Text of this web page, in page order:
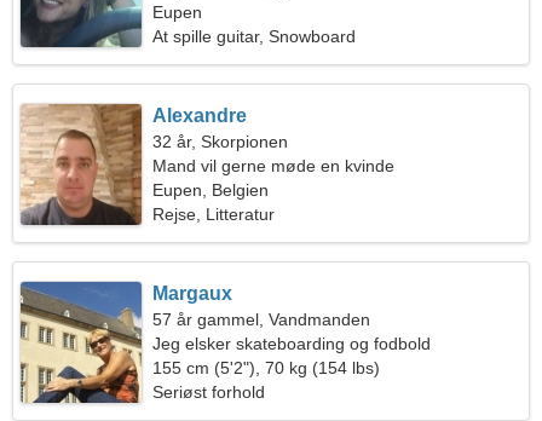
Eupen
At spille guitar, Snowboard
Alexandre
32 år, Skorpionen
Mand vil gerne møde en kvinde
Eupen, Belgien
Rejse, Litteratur
Margaux
57 år gammel, Vandmanden
Jeg elsker skateboarding og fodbold
155 cm (5'2"), 70 kg (154 lbs)
Seriøst forhold